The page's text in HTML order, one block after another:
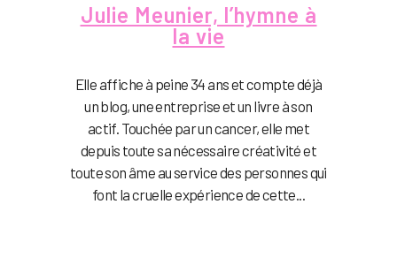
Julie Meunier, l’hymne à
la vie
Elle affiche à peine 34 ans et compte déjà
un blog, une entreprise et un livre à son
actif. Touchée par un cancer, elle met
depuis toute sa nécessaire créativité et
toute son âme au service des personnes qui
font la cruelle expérience de cette...